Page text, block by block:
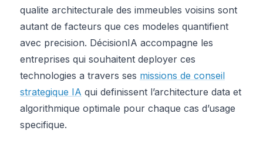
qualite architecturale des immeubles voisins sont
autant de facteurs que ces modeles quantifient
avec precision. DécisionIA accompagne les
entreprises qui souhaitent deployer ces
technologies a travers ses missions de conseil
strategique IA qui definissent l’architecture data et
algorithmique optimale pour chaque cas d’usage
specifique.